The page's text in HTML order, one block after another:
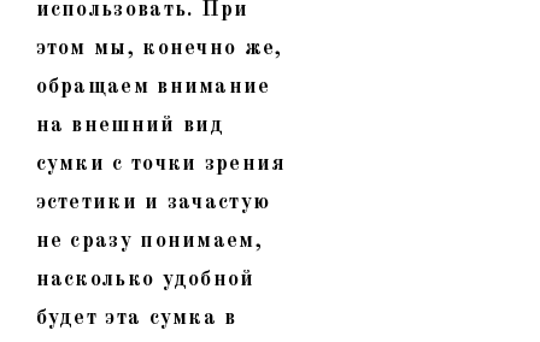
использовать. При
этом мы, конечно же,
обращаем внимание
на внешний вид
сумки с точки зрения
эстетики и зачастую
не сразу понимаем,
насколько удобной
будет эта сумка в